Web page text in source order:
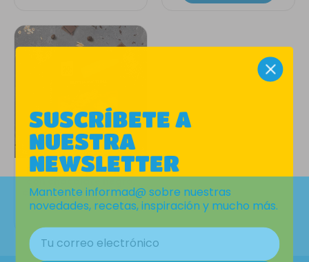
Barritas de proteínas
cereales y frutos secos
DESCUBRIR
SUSCRÍBETE A
NUESTRA
NEWSLETTER
Mantente informad@ sobre nuestras
novedades, recetas, inspiración y mucho más.
aquí.